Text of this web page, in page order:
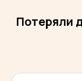
Потеряли